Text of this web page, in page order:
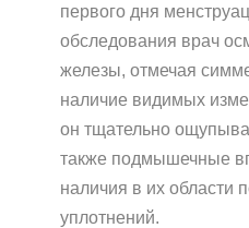
первого дня
обследования врач
железы, отмечая
наличие видимых
он тщательно
также подмышечные
наличия в их области
уплотнений.